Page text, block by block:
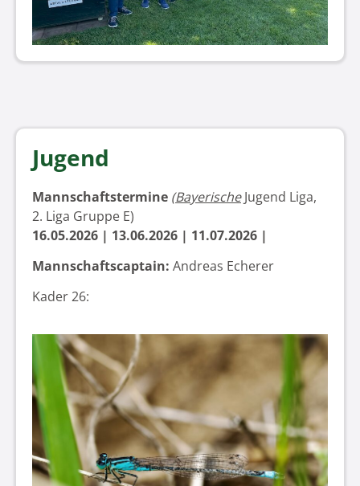
Jugend
Mannschaftstermine (BayerischeJugend Liga,
2. Liga Gruppe E)
16.05.2026 | 13.06.2026 | 11.07.2026 |
Mannschaftscaptain: Andreas Echerer
Kader 26: